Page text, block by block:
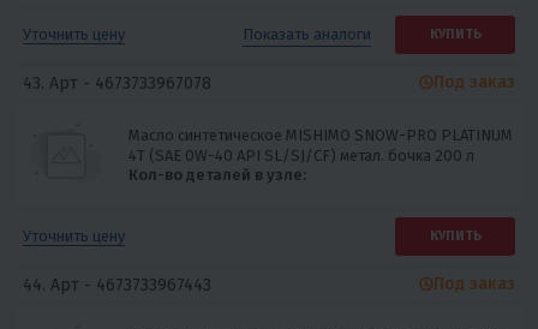
Уточнить цену Показать аналоги КУПИТЬ
43. Арт - 4673733967078
Масло синтетическое MISHIMO SNOW-PRO PLATINUM
4Т (SAE 0W-40 API SL/SJ/CF) метал. бочка 200 л
Кол-во деталей в узле:
Под заказ
Уточнить цену КУПИТЬ
44. Арт - 4673733967443 Под заказ